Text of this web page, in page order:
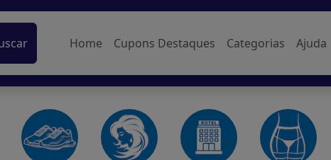
Home Cupons Destaques Categorias Ajuda